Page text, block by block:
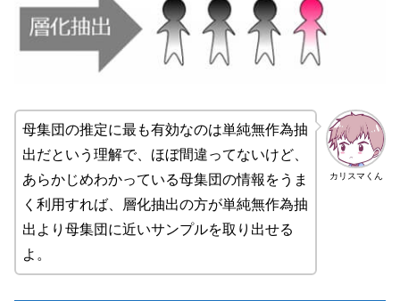
カリスマくん
母集団の推定に最も有効なのは単純無作為抽
出だという理解で、ほぼ間違ってないけど、
あらかじめわかっている母集団の情報をうま
く利用すれば、層化抽出の方が単純無作為抽
出より母集団に近いサンプルを取り出せる
よ。